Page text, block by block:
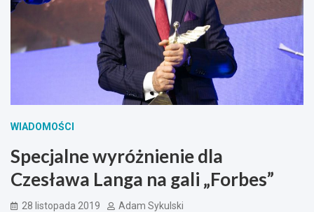
WIADOMOŚCI
Specjalne wyróżnienie dla
Czesława Langa na gali „Forbes”
28 listopada 2019 Adam Sykulski